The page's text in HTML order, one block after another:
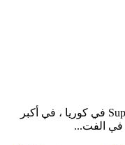
شاركت STARKO ، الشريك لشركة Supmea في كوريا ، في أكبر
في الفت...